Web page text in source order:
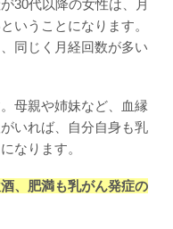
30代以降の女性は、月
いうことになります。
同じく月経回数が多い
母親や姉妹など、血縁
いれば、自分自身も乳
なります。
、肥満も乳がん発症の